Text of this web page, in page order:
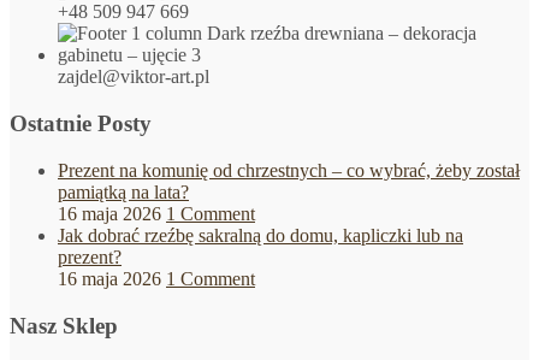
+48 509 947 669
zajdel@viktor-art.pl
Ostatnie Posty
Prezent na komunię od chrzestnych – co wybrać, żeby został
pamiątką na lata?
16 maja 2026 1 Comment
Jak dobrać rzeźbę sakralną do domu, kapliczki lub na
prezent?
16 maja 2026 1 Comment
Nasz Sklep